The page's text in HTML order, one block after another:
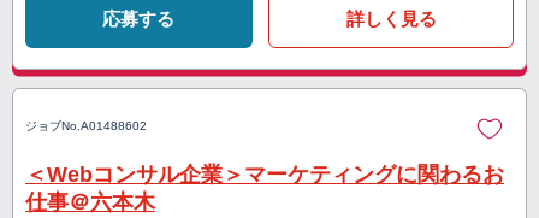
応募する 詳しく見る
ジョブNo. A01488602
＜Webコンサル企業＞マーケティングに関わるお
仕事＠六本木